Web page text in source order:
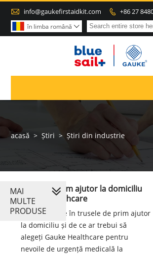
 info@gaukefirstaidkit.com  +86 27
în limba română 
acasă > Știri > Știri din industrie
Trusă de prim ajutor la domiciliu
Gauke Healthcare
O introducere în trusele de prim ajutor
la domiciliu și de ce ar trebui să
alegeți Gauke Healthcare pentru
nevoile de urgență medicală la
MAI
MULTE
PRODUSE